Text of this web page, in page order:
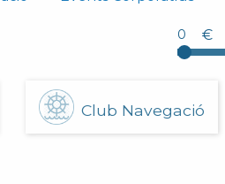
€
Club Navegació